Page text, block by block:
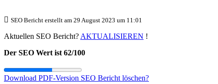
SEO Bericht erstellt am 29 August 2023 um 11:01
Aktuellen SEO Bericht? AKTUALISIEREN !
Der SEO Wert ist 62/100
Download PDF-Version SEO Bericht löschen?